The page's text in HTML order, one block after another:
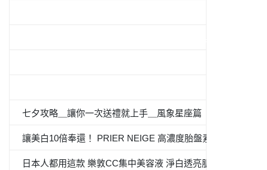
七夕攻略＿讓你一次送禮就上手＿風象星座篇
讓美白10倍奉還！ PRIER NEIGE 高濃度胎盤素 夏日必備
日本人都用這款 樂敦CC集中美容液 淨白透亮肌